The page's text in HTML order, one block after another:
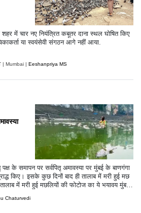
शहर में चार नए नियंत्रित कबूतर दाना स्थल घोषित किए
या स्वयंसेवी संगठन आगे नहीं आया.
| Mumbai | Eeshanpriya MS
के समापन पर सर्वपितृ अमावस्या पर मुंबई के बाणगंगा
किए। इसके कुछ दिनों बाद ही तालाब में मरी हुई मछ
में मरी हुई मछलियों की फोटोज का ये भयावय मुंबई
Chaturvedi